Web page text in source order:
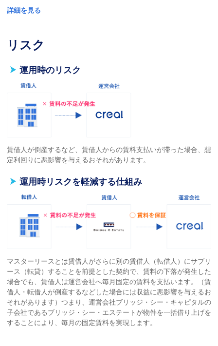
詳細を見る
リスク
運用時のリスク
賃借人が倒産するなど、賃借人からの賃料支払いが滞った場合、想
定利回りに悪影響を与えるおそれがあります。
運用時リスクを軽減する仕組み
マスターリースとは賃借⼈がさらに別の賃借⼈（転借⼈）にサブリ
ース（転貸）することを前提とした契約で、賃料の下落が発⽣した
場合でも、賃借⼈は運営会社へ毎⽉固定の賃料を⽀払います。（賃
借⼈・転借⼈が倒産するなどした場合には収益に悪影響を与えるお
それがあります）つまり、運営会社ブリッジ・シー・キャピタルの
子会社であるブリッジ・シー・エステートが物件を一括借り上げを
することにより、毎月の固定賃料を実現します。